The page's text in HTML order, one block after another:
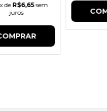
x de R$6,65sem
juros